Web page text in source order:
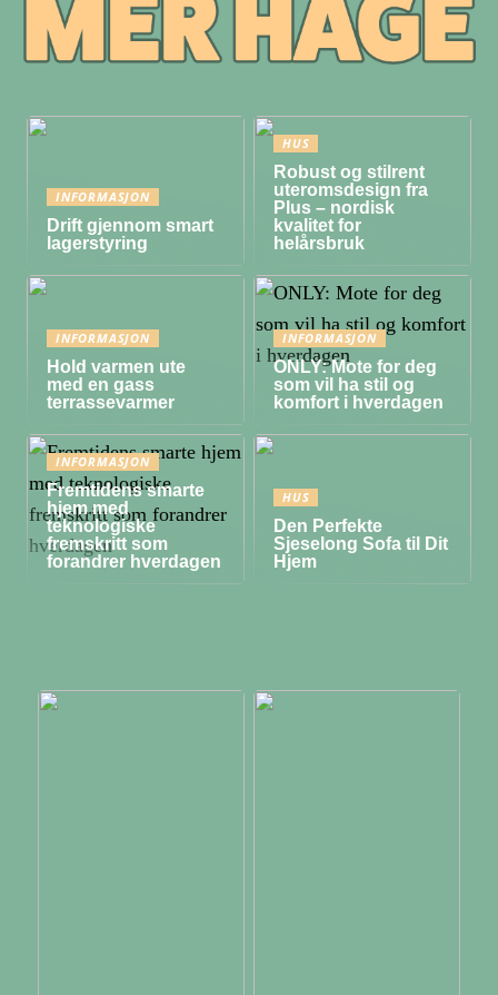
INFORMASJON
Drift gjennom smart
lagerstyring
HUS
Robust og stilrent
uteromsdesign fra
Plus – nordisk
kvalitet for
helårsbruk
INFORMASJON
Hold varmen ute
med en gass
terrassevarmer
INFORMASJON
ONLY: Mote for deg
som vil ha stil og
komfort i hverdagen
INFORMASJON
Fremtidens smarte
hjem med
teknologiske
fremskritt som
forandrer hverdagen
HUS
Den Perfekte
Sjeselong Sofa til Dit
Hjem